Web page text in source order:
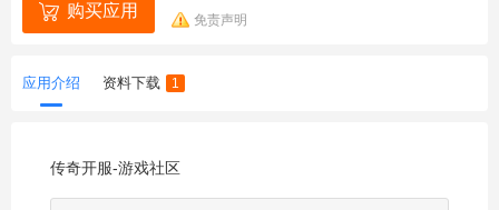
购买应用 免责声明
应用介绍 资料下载 1
传奇开服-游戏社区